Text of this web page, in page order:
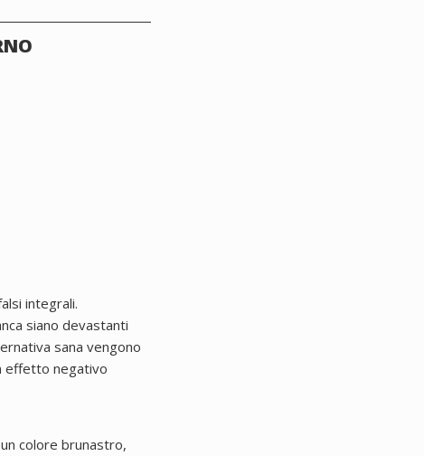
integrali.
siano devastanti
sana vengono
effetto negativo
colore brunastro,